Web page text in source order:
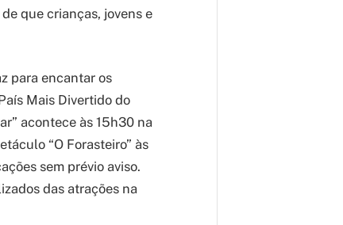
que crianças, jovens e
para encantar os
Mais Divertido do
acontece às 15h30 na
“O Forasteiro” às
sem prévio aviso.
das atrações na